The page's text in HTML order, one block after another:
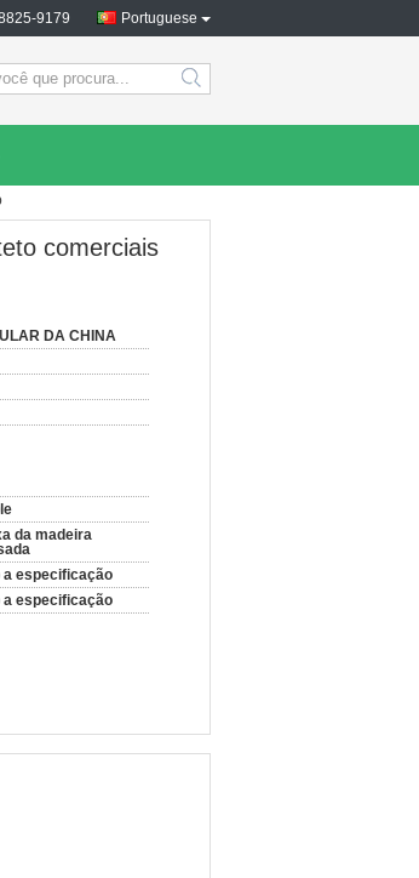
Portuguese
9179
search
comerciais
DA CHINA
da madeira
a especificação
a especificação